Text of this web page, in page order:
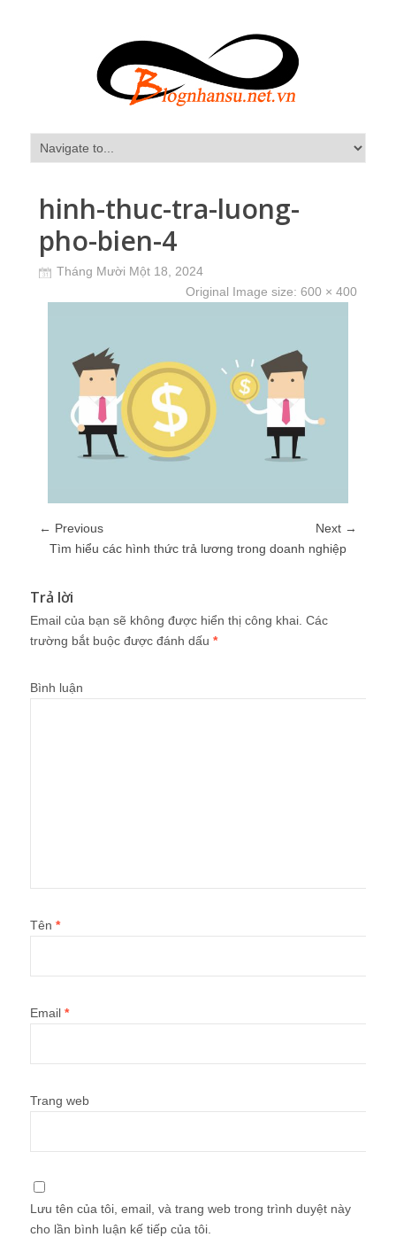
hinh-thuc-tra-luong-
pho-bien-4
Tháng Mười Một 18, 2024
Original Image size: 600 × 400
← Previous
Next →
Tìm hiểu các hình thức trả lương trong doanh nghiệp
Trả lời
Email của bạn sẽ không được hiển thị công khai. Các
trường bắt buộc được đánh dấu *
Bình luận
Tên *
Email *
Trang web
Lưu tên của tôi, email, và trang web trong trình duyệt này
cho lần bình luận kế tiếp của tôi.